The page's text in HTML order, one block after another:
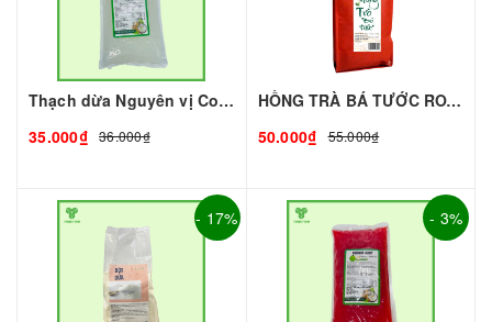
Thạch dừa Nguyên vị Coconut 1kg I Nguyên Liệu Pha Chế - Tobee Food
35.000₫ 36.000₫
HỒNG TRÀ BÁ TƯỚC ROYAL (gói 500g)
50.000₫
55.000₫
- 17% - 3%